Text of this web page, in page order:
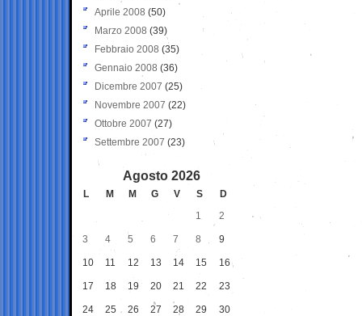
Aprile 2008 (50)
Marzo 2008 (39)
Febbraio 2008 (35)
Gennaio 2008 (36)
Dicembre 2007 (25)
Novembre 2007 (22)
Ottobre 2007 (27)
Settembre 2007 (23)
Agosto 2026
L M M G V S
D
1
2
3 4 5 6 7 8 9
10 11 12 13 14 15 16
17 18 19 20 21 22 23
24 25 26 27 28 29 30